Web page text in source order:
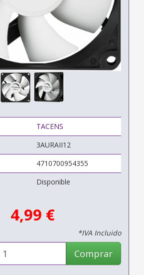
TACENS
3AURAII12
4710700954355
Disponible
4,99 €
*IVA Incluido
Comprar